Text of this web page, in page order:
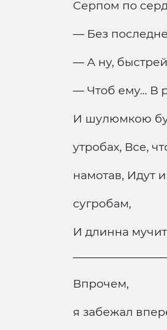
Серпом по
— Без
— А ну,
— Чтоб ему... В
И шулюмкою
утробах, Все,
намотав, Идут
сугробам,
И длинна
Впрочем,
я забежал